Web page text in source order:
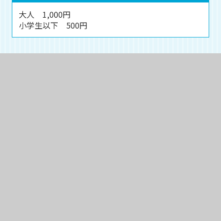
大人 1,000円
小学生以下 500円